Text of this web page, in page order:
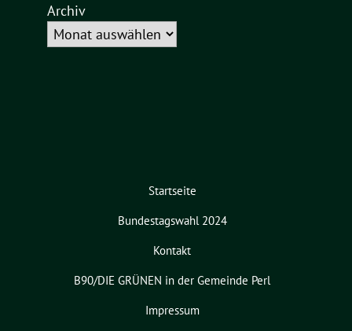
Archiv
Startseite
Bundestagswahl 2024
Kontakt
B90/DIE GRÜNEN in der Gemeinde Perl
Impressum